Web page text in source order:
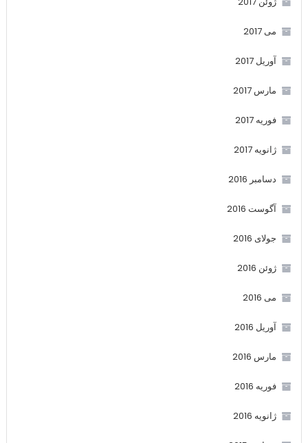
می 2017
آوریل 2017
مارس 2017
فوریه 2017
ژانویه 2017
دسامبر 2016
آگوست 2016
جولای 2016
ژوئن 2016
می 2016
آوریل 2016
مارس 2016
فوریه 2016
ژانویه 2016